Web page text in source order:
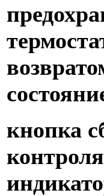
кнопка